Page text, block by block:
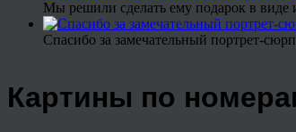
Мы решили сделать ему подарок в
Спасибо за замечательный портрет-
Картины по